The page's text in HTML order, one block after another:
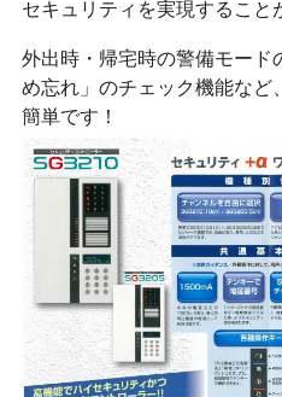
セキュリティを実現すること
外出時・帰宅時の警備モード
め忘れ」のチェック機能など
簡単です！